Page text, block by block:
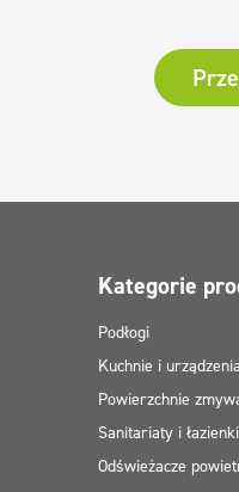
Kategorie
Podłogi
Kuchnie i urządzenia
Powierzchnie
Sanitariaty i łazienki
Odświeżacze